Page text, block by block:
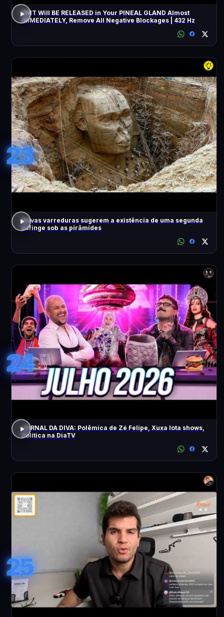
DMT Will BE RELEASED in Your PINEAL GLAND Almost
IMMEDIATELY, Remove All Negative Blockages | 432 Hz
23
Novas varreduras sugerem a existência de uma segunda
Esfinge sob as pirâmides
24
JORNAL DA DIVA: Polêmica de Zé Felipe, Xuxa lota shows,
Política na DiaTV
25